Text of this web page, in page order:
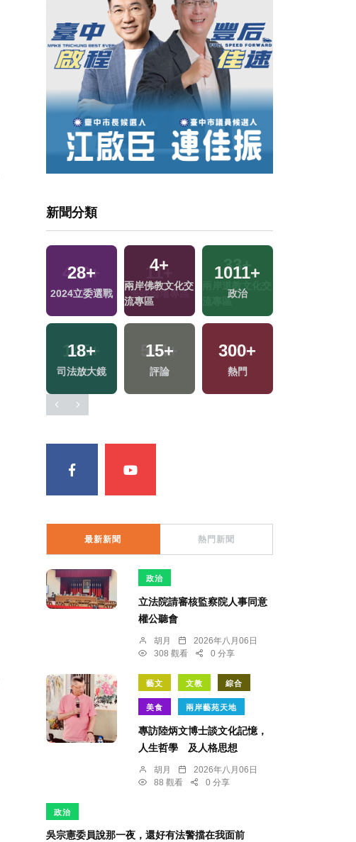
新聞分類
28+
2024立委選戰
4+
兩岸佛教文化交
流專區
1011+
政治
18+
司法放大鏡
15+
評論
300+
熱門
最新新聞 熱門新聞
政治
立法院請審核監察院人事同意
權公聽會
胡月
2026年八月06日
308 觀看
0 分享
藝文 文教 綜合
美食 兩岸藝苑天地
專訪陸炳文博士談文化記憶，
人生哲學 及人格思想
胡月
2026年八月06日
88 觀看
0 分享
政治
吳宗憲委員說那一夜，還好有法警擋在我面前